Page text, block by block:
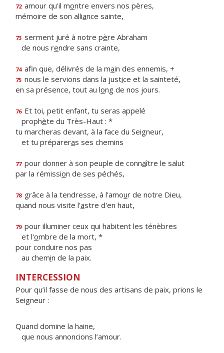
72 amour qu'il montre envers nos pères,
mémoire de son alliance sainte,
73 serment juré à notre père Abraham
de nous rendre sans crainte,
74 afin que, délivrés de la main des ennemis, +
75 nous le servions dans la justice et la sainteté,
en sa présence, tout au long de nos jours.
76 Et toi, petit enfant, tu seras appelé
prophète du Très-Haut : *
tu marcheras devant, à la face du Seigneur,
et tu prépareras ses chemins
77 pour donner à son peuple de connaître le salut
par la rémission de ses péchés,
78 grâce à la tendresse, à l'amour de notre Dieu,
quand nous visite l'astre d'en haut,
79 pour illuminer ceux qui habitent les ténèbres
et l'ombre de la mort, *
pour conduire nos pas
au chemin de la paix.
INTERCESSION
Pour qu’il fasse de nous des artisans de paix, prions le
Seigneur :
Quand domine la haine,
que nous annoncions l’amour.